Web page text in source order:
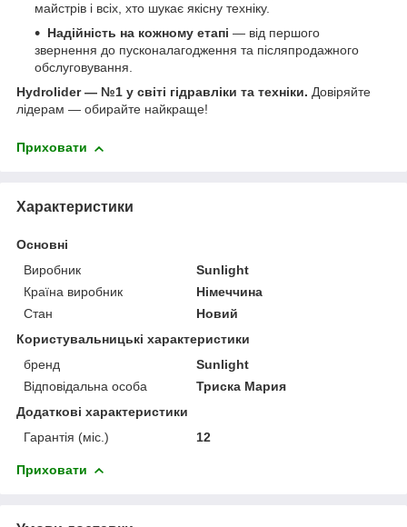
майстрів і всіх, хто шукає якісну техніку.
Надійність на кожному етапі — від першого
звернення до пусконалагодження та післяпродажного
обслуговування.
Hydrolider — №1 у світі гідравліки та техніки. Довіряйте
лідерам — обирайте найкраще!
Приховати
Характеристики
Основні
Виробник
Sunlight
Країна виробник
Німеччина
Стан
Новий
Користувальницькі характеристики
бренд
Sunlight
Відповідальна особа
Триска Мария
Додаткові характеристики
Гарантія (міс.)
12
Приховати